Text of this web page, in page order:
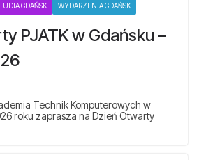
GDAŃSK WYDARZENIA GDAŃSK
PJATK w Gdańsku –
Technik Komputerowych w
roku zaprasza na Dzień Otwarty